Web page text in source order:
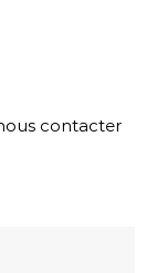
contacter